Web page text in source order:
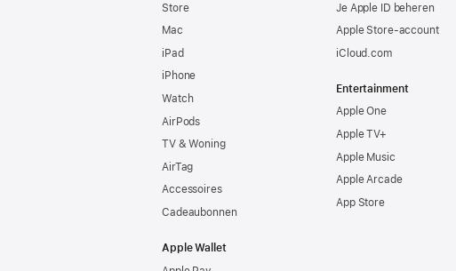
Store
Mac
iPad
iPhone
Watch
AirPods
TV & Woning
AirTag
Accessoires
Cadeaubonnen
Apple Wallet
Je Apple ID beheren
Apple Store-account
iCloud.com
Entertainment
Apple One
Apple TV+
Apple Music
Apple Arcade
App Store